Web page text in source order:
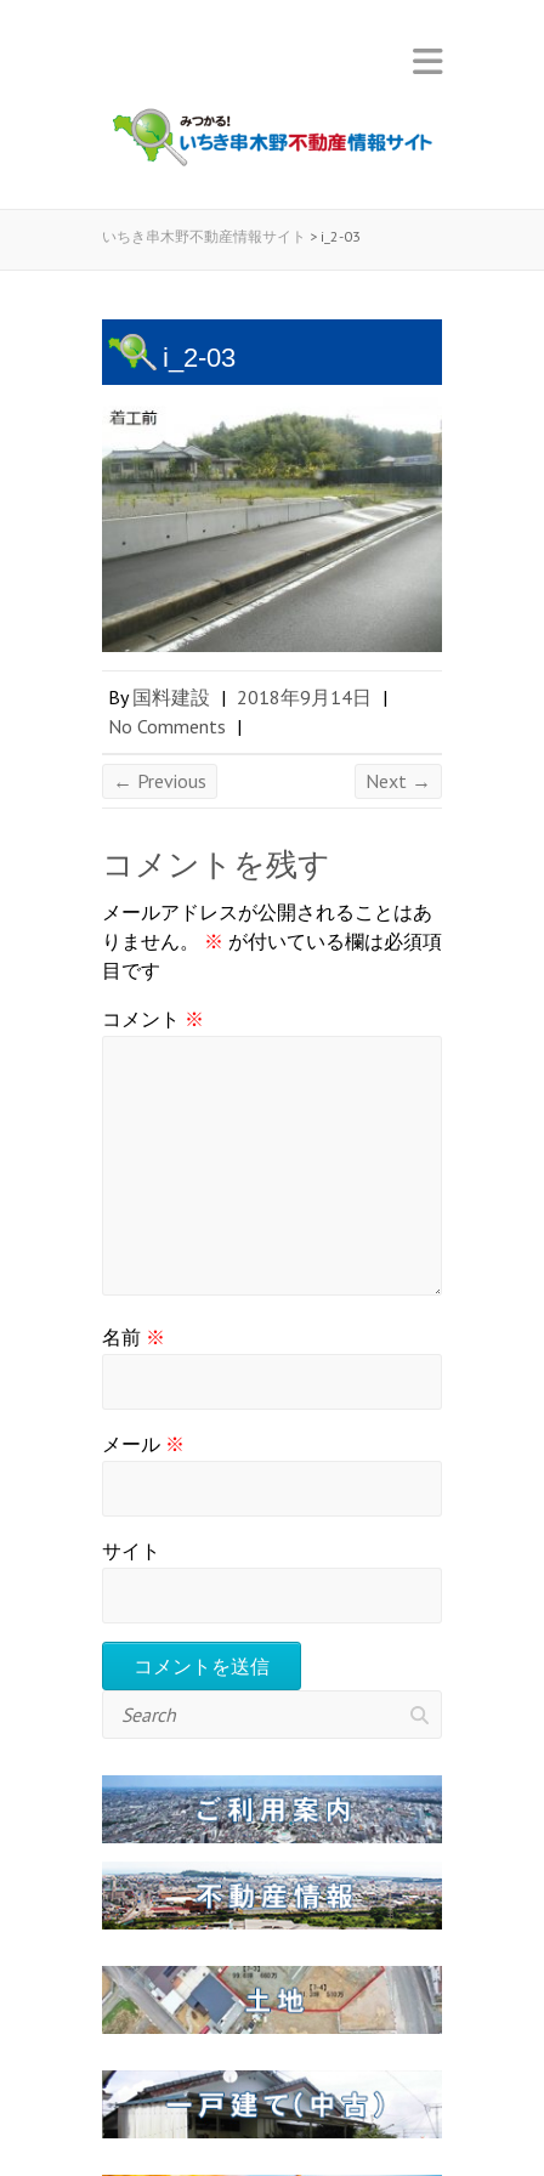
いちき串木野不動産情報サイト > i_2-03
i_2-03
By国料建設 | 2018年9月14日 |
No Comments |
← Previous Next →
コメントを残す
メールアドレスが公開されることはあ
りません。
※ が付いている欄は必須項
目です
コメント ※
名前 ※
メール ※
サイト
Search